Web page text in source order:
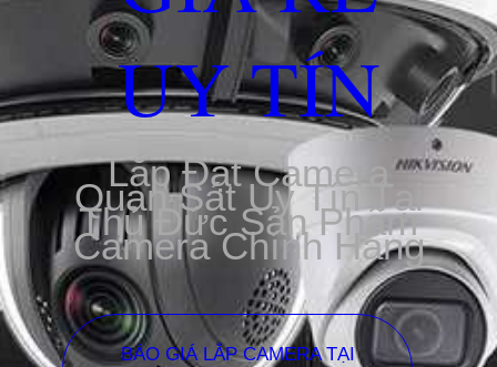
UY TÍN
Lắp Đặt Camera
Quan Sát Uy Tín Tại
Thủ Đức Sản Phẩm
Camera Chính Hãng
BÁO GIÁ LẮP CAMERA TẠI